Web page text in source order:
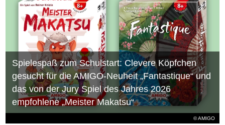
© AMIGO
Spielespaß zum Schulstart: Clevere Köpfchen
gesucht für die AMIGO-Neuheit „Fantastique“ und
das von der Jury Spiel des Jahres 2026
empfohlene „Meister Makatsu“